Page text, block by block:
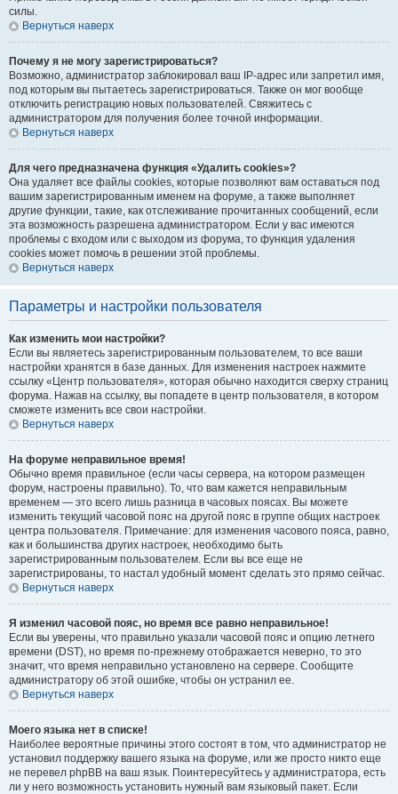
силы.
Вернуться наверх
Почему я не могу зарегистрироваться?
Возможно, администратор заблокировал ваш IP-адрес или запретил имя,
под которым вы пытаетесь зарегистрироваться. Также он мог вообще
отключить регистрацию новых пользователей. Свяжитесь с
администратором для получения более точной информации.
Вернуться наверх
Для чего предназначена функция «Удалить cookies»?
Она удаляет все файлы cookies, которые позволяют вам оставаться под
вашим зарегистрированным именем на форуме, а также выполняет
другие функции, такие, как отслеживание прочитанных сообщений, если
эта возможность разрешена администратором. Если у вас имеются
проблемы с входом или с выходом из форума, то функция удаления
cookies может помочь в решении этой проблемы.
Вернуться наверх
Параметры и настройки пользователя
Как изменить мои настройки?
Если вы являетесь зарегистрированным пользователем, то все ваши
настройки хранятся в базе данных. Для изменения настроек нажмите
ссылку «Центр пользователя», которая обычно находится сверху страниц
форума. Нажав на ссылку, вы попадете в центр пользователя, в котором
сможете изменить все свои настройки.
Вернуться наверх
На форуме неправильное время!
Обычно время правильное (если часы сервера, на котором размещен
форум, настроены правильно). То, что вам кажется неправильным
временем — это всего лишь разница в часовых поясах. Вы можете
изменить текущий часовой пояс на другой пояс в группе общих настроек
центра пользователя. Примечание: для изменения часового пояса, равно,
как и большинства других настроек, необходимо быть
зарегистрированным пользователем. Если вы все еще не
зарегистрированы, то настал удобный момент сделать это прямо сейчас.
Вернуться наверх
Я изменил часовой пояс, но время все равно неправильное!
Если вы уверены, что правильно указали часовой пояс и опцию летнего
времени (DST), но время по-прежнему отображается неверно, то это
значит, что время неправильно установлено на сервере. Сообщите
администратору об этой ошибке, чтобы он устранил ее.
Вернуться наверх
Моего языка нет в списке!
Наиболее вероятные причины этого состоят в том, что администратор не
установил поддержку вашего языка на форуме, или же просто никто еще
не перевел phpBB на ваш язык. Поинтересуйтесь у администратора, есть
ли у него возможность установить нужный вам языковый пакет. Если